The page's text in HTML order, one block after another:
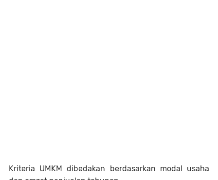
Kriteria UMKM dibedakan berdasarkan modal usaha